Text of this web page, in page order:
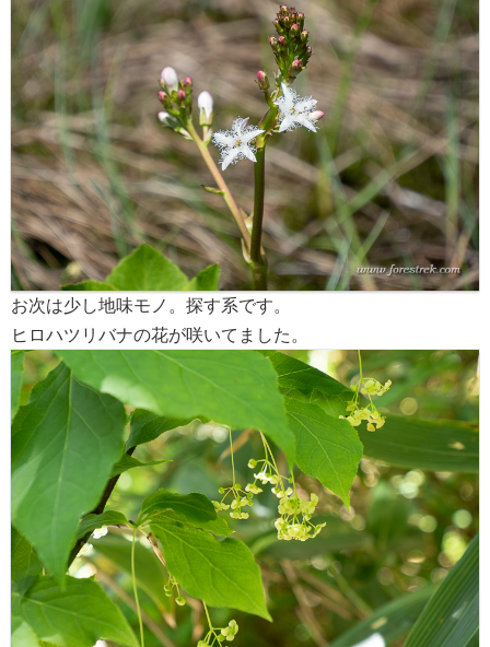
お次は少し地味モノ。探す系です。
ヒロハツリバナの花が咲いてました。